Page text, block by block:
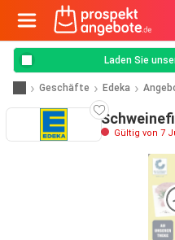
Laden Sie
Geschäfte Edeka
Gültig von 7